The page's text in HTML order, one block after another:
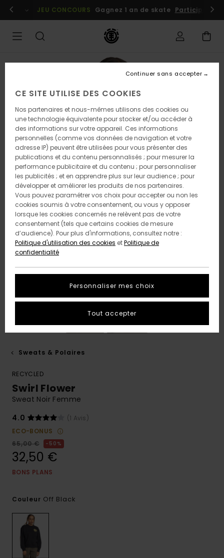
l'information
Se connecter / s'inscrire
JEU CONCOURS Gagnez 1 an de skate Participez
Sweats & Polaires
RECYCLED
Swirl Flower
Sweat Noir Femme
4.0
(1 Avis)
ECO-BONUS
65,00 €
50%
32,50 €
BONS PLANS
Couleur Off Black
CE SITE UTILISE DES COOKIES
Nos partenaires et nous-mêmes utilisons des cookies ou
une technologie équivalente pour stocker et/ou accéder à
des informations sur votre appareil. Ces informations
personnelles (comme vos données de navigation et votre
adresse IP) peuvent être utilisées pour vous présenter des
publications et du contenu personnalisés ; pour mesurer la
performance publicitaire et du contenu ; pour personnaliser
les publicités ; et en apprendre plus sur leur audience ; pour
développer et améliorer les produits de nos partenaires.
Vous pouvez paramétrer vos choix pour accepter ou non les
cookies soumis à votre consentement, ou vous y opposer
lorsque les cookies concernés ne relèvent pas de votre
consentement (tels que certains cookies de mesure
d’audience). Pour plus d'informations, consultez notre :
Politique d'utilisation des cookies etPolitique de
confidentialité
Personnaliser mes choix
Continuer sans accepter
Tout accepter